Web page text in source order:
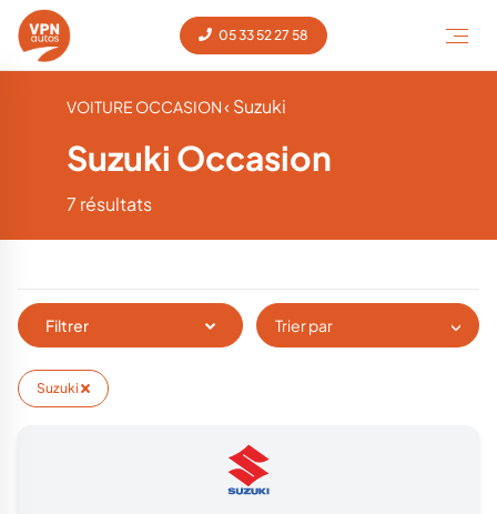
05 33 52 27 58
VOITURE OCCASION‹ Suzuki
Suzuki Occasion
7 résultats
Filtrer Trier par
Suzuki